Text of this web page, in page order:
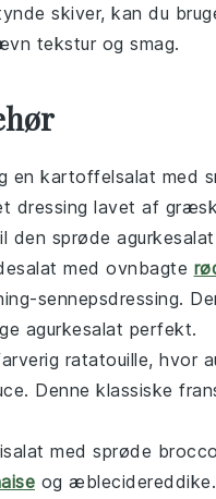
skiver, kan du
tekstur og smag.
en kartoffelsalat med
dressing lavet af
den sprøde agurkesalat
med ovnbagte
-sennepsdressing.
agurkesalat perfekt.
ratatouille, hvor
. Denne klassiske
med sprøde
og æblecidereddike